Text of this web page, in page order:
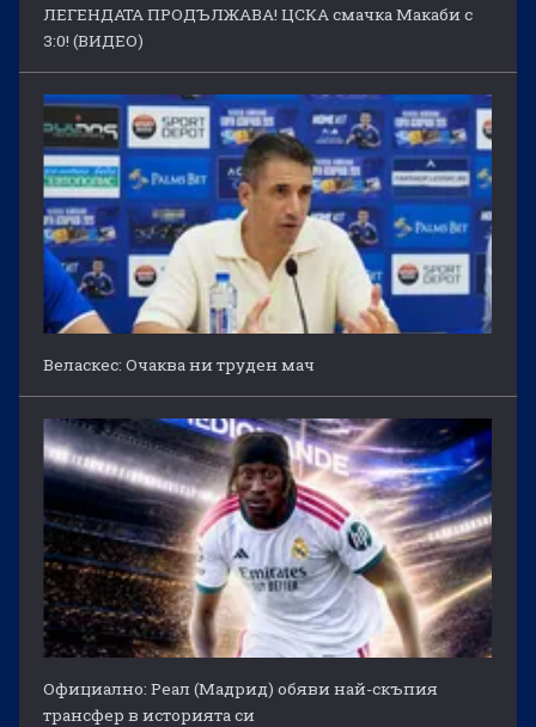
ЛЕГЕНДАТА ПРОДЪЛЖАВА! ЦСКА смачка Макаби с
3:0! (ВИДЕО)
Веласкес: Очаква ни труден мач
Официално: Реал (Мадрид) обяви най-скъпия
трансфер в историята си